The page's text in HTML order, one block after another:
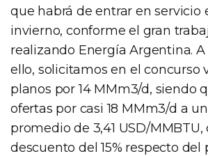
que habrá de entrar en servicio
invierno, conforme el gran
realizando Energía Argentina.
ello, solicitamos en el concurso
planos por 14 MMm3/d, siendo
ofertas por casi 18 MMm3/d a
promedio de 3,41 USD/MMBTU,
descuento del 15% respecto del